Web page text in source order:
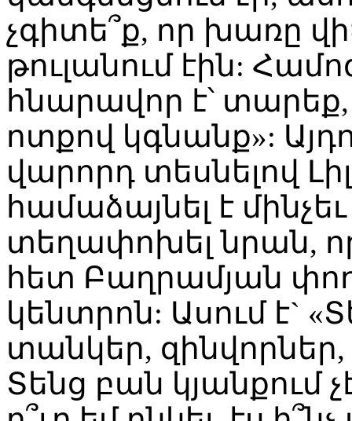
չգիտե՞ք, որ խառը
թուլանում էին:
հնարավոր է՝
ոտքով կգնանք»:
վարորդ տեսնելով
համաձայնել է
տեղափոխել նրան,
հետ Բաղրամյան
կենտրոն: Ասում է`
տանկեր,
Տենց բան կյանքում